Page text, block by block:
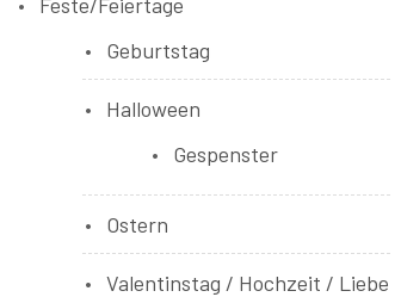
Geburtstag
Halloween
Gespenster
Ostern
Valentinstag / Hochzeit / Liebe